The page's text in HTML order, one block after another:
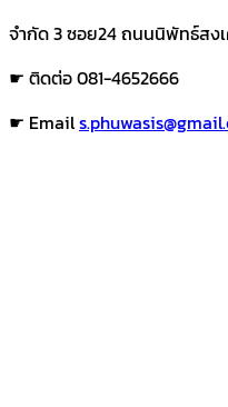
จำกัด 3 ซอย24 ถนนนิพัทธ์สง
☛ ติดต่อ 081-4652666
☛ Email